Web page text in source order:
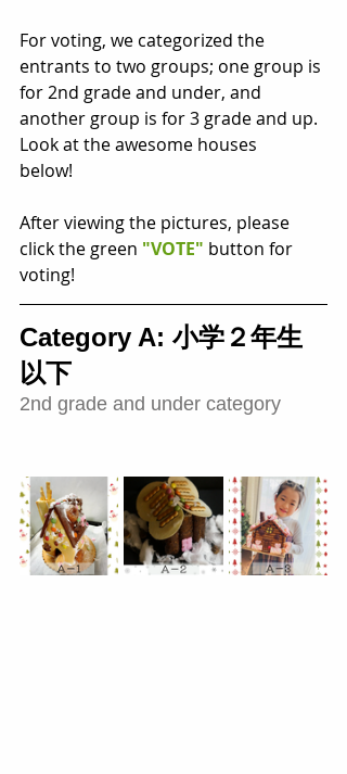
For voting, we categorized the
entrants to two groups; one group is
for 2nd grade and under, and
another group is for 3 grade and up.
Look at the awesome houses
below!
After viewing the pictures, please
click the green "VOTE" button for
voting!
Category A: 小学２年生
以下
2nd grade and under category